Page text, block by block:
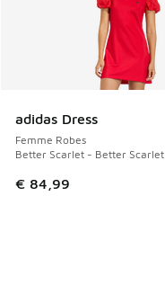
adidas Dress
Femme Robes
Better Scarlet - Better Scarlet
€ 84,99